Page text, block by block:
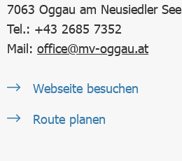
7063 Oggau am Neusiedler See
Tel.: +43 2685 7352
Mail: office@mv-oggau.at
Webseite besuchen
Route planen